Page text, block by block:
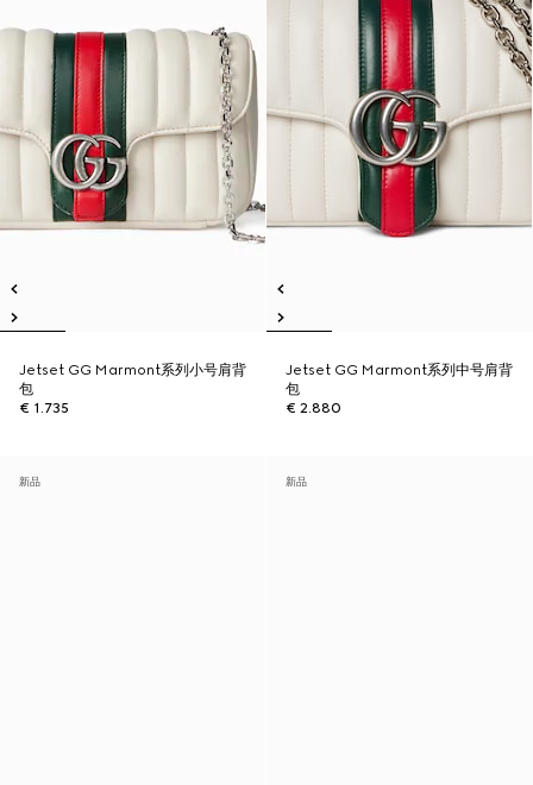
Jetset GG Marmont系列小号肩背
包
€ 1.735
Jetset GG Marmont系列中号肩背
包
€ 2.880
新品 新品